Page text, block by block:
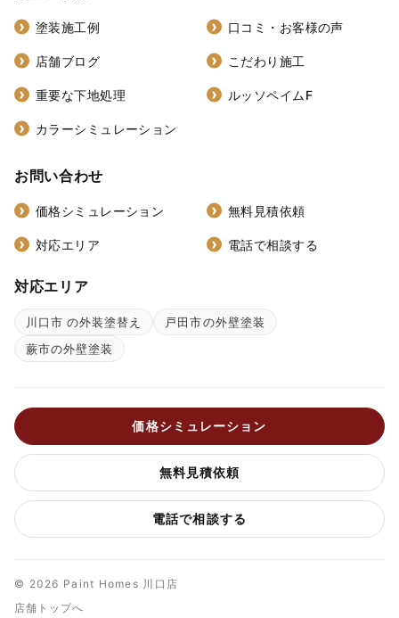
塗装施工例 口コミ・お客様の声
店舗ブログ こだわり施工
重要な下地処理 ルッソペイムF
カラーシミュレーション
お問い合わせ
価格シミュレーション 無料見積依頼
対応エリア 電話で相談する
対応エリア
川口市 の外装塗替え
戸田市の外壁塗装
蕨市の外壁塗装
価格シミュレーション
無料見積依頼
電話で相談する
© 2026 Paint Homes 川口店
店舗トップへ